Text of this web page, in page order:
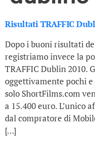
Risultati TRAFFIC
Dopo i buoni risultati
registriamo invece la
TRAFFIC Dublin 2010.
oggettivamente pochi e
solo ShortFilms.com
a 15.400 euro. L’unico
dal compratore di
[…]